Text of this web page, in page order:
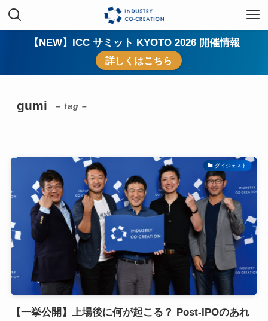
【NEW】ICC サミット KYOTO 2026 開催情報
詳しくはこちら
gumi – tag –
ダイジェスト
【一挙公開】上場後に何が起こる？ Post-IPOのあれ